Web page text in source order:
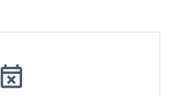
event_busy